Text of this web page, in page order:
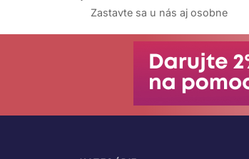
Zastavte sa u nás aj osobne